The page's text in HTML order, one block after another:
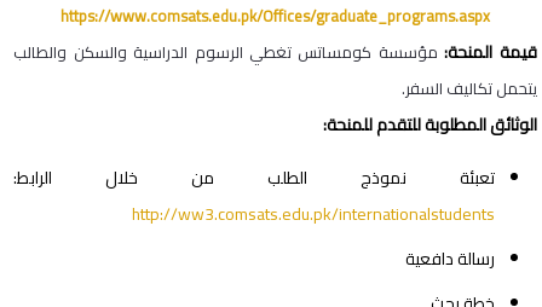
https://www.comsats.edu.pk/Offices/graduate_programs.aspx
قيمة المنحة:مؤسسة كومساتس تغطي الرسوم الدراسية والسكن والطالب
يتحمل تكاليف السفر.
الوثائق المطلوبة للتقدم للمنحة:
تعبئة نموذج الطلب من خلال الرابط:
http://ww3.comsats.edu.pk/internationalstudents
رسالة دافعية